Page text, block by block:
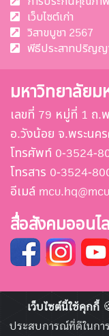
เว็บไซต์เก่า
วิสาขบูชา 2567
พีธีประสาทปริญญ
มหาวิทยาลัยม
เลขที่ 79 หมู่ที่ 1 ถ.
อ.วังน้อย จ.พระนค
โทรศัพท์ 0-3524-
โทรสาร 0-3524-
อีเมล์
สื่อสังคมออนไ
เว็บไซต์นี้ใช้คุกกี้
ประสบการณ์ที่ดีในกา